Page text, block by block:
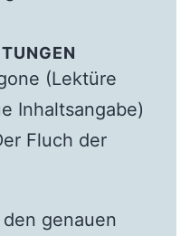
(Lektüre
Inhaltsangabe)
Fluch der
genauen